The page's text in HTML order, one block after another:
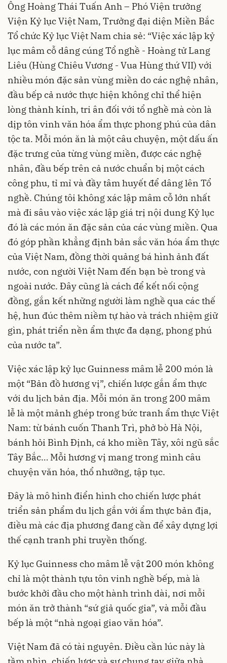
Ông Hoàng Thái Tuấn Anh – Phó Viện trưởng
Viện Kỷ lục Việt Nam, Trưởng đại diện Miền Bắc
Tổ chức Kỷ lục Việt Nam chia sẻ: “Việc xác lập kỷ
lục mâm cỗ dâng cúng Tổ nghề - Hoàng tử Lang
Liêu (Hùng Chiêu Vương - Vua Hùng thứ VII) với
nhiều món đặc sản vùng miền do các nghệ nhân,
đầu bếp cả nước thực hiện không chỉ thể hiện
lòng thành kính, tri ân đối với tổ nghề mà còn là
dịp tôn vinh văn hóa ẩm thực phong phú của dân
tộc ta. Mỗi món ăn là một câu chuyện, một dấu ấn
đặc trưng của từng vùng miền, được các nghệ
nhân, đầu bếp trên cả nước chuẩn bị một cách
công phu, tỉ mỉ và đầy tâm huyết để dâng lên Tổ
nghề. Chúng tôi không xác lập mâm cỗ lớn nhất
mà đi sâu vào việc xác lập giá trị nội dung Kỷ lục
đó là các món ăn đặc sản của các vùng miền. Qua
đó góp phần khẳng định bản sắc văn hóa ẩm thực
của Việt Nam, đồng thời quảng bá hình ảnh đất
nước, con người Việt Nam đến bạn bè trong và
ngoài nước. Đây cũng là cách để kết nối cộng
đồng, gắn kết những người làm nghề qua các thế
hệ, hun đúc thêm niềm tự hào và trách nhiệm giữ
gìn, phát triển nền ẩm thực đa dạng, phong phú
của nước ta”.
Việc xác lập kỷ lục Guinness mâm lễ 200 món là
một “Bản đồ hương vị”, chiến lược gắn ẩm thực
với du lịch bản địa. Mỗi món ăn trong 200 mâm
lễ là một mảnh ghép trong bức tranh ẩm thực Việt
Nam: từ bánh cuốn Thanh Trì, phở bò Hà Nội,
bánh hỏi Bình Định, cá kho miền Tây, xôi ngũ sắc
Tây Bắc… Mỗi hương vị mang trong mình câu
chuyện văn hóa, thổ nhưỡng, tập tục.
Đây là mô hình điển hình cho chiến lược phát
triển sản phẩm du lịch gắn với ẩm thực bản địa,
điều mà các địa phương đang cần để xây dựng lợi
thế cạnh tranh phi truyền thống.
Kỷ lục Guinness cho mâm lễ vật 200 món không
chỉ là một thành tựu tôn vinh nghề bếp, mà là
bước khởi đầu cho một hành trình dài, nơi mỗi
món ăn trở thành “sứ giả quốc gia”, và mỗi đầu
bếp là một “nhà ngoại giao văn hóa”.
Việt Nam đã có tài nguyên. Điều cần lúc này là